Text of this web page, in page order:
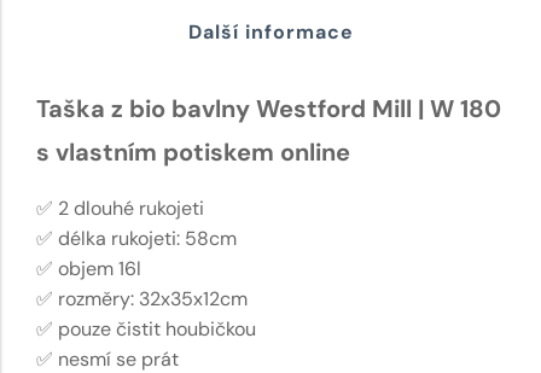
Další informace
Taška z bio bavlny Westford Mill | W 180
s vlastním potiskem online
✅ 2 dlouhé rukojeti
✅ délka rukojeti: 58cm
✅ objem 16l
✅ rozměry: 32x35x12cm
✅ pouze čistit houbičkou
✅ nesmí se prát